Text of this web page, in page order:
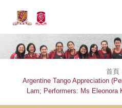
首頁
Argentine Tango Appreciation
Lam; Performers: Ms